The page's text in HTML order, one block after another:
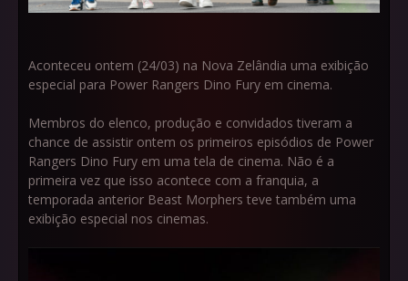
Aconteceu ontem (24/03) na Nova Zelândia uma exibição
especial para Power Rangers Dino Fury em cinema.
Membros do elenco, produção e convidados tiveram a
chance de assistir ontem os primeiros episódios de Power
Rangers Dino Fury em uma tela de cinema. Não é a
primeira vez que isso acontece com a franquia, a
temporada anterior Beast Morphers teve também uma
exibição especial nos cinemas.